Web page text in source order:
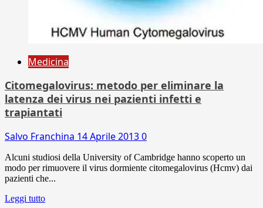
Medicina
Citomegalovirus: metodo per eliminare la
latenza dei virus nei pazienti infetti e
trapiantati
Salvo Franchina 14 Aprile 20130
Alcuni studiosi della University of Cambridge hanno scoperto un
modo per rimuovere il virus dormiente citomegalovirus (Hcmv) dai
pazienti che...
Leggi tutto